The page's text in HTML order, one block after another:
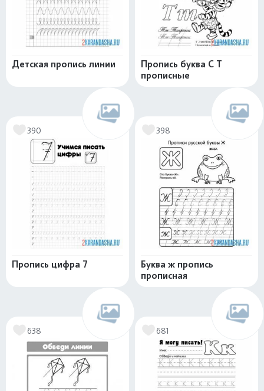
Детская пропись линии
Пропись буква С Т
прописные
390
Пропись цифра 7
398
Буква ж пропись
прописная
638 681